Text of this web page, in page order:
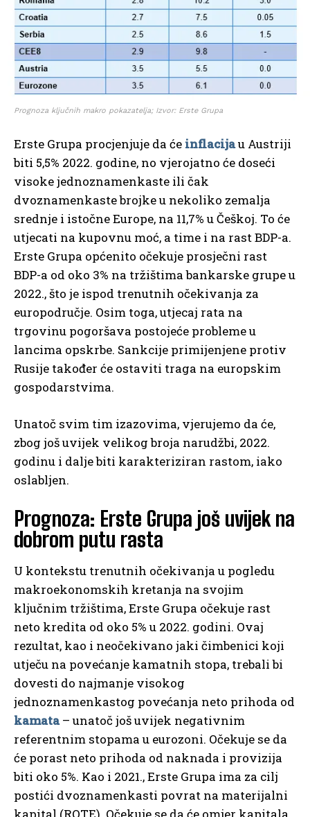
Prognoza ključnih makro pokazatelja; Izvor: Erste Grupa
Erste Grupa procjenjuje da će inflacijau Austriji
biti 5,5% 2022. godine, no vjerojatno će doseći
visoke jednoznamenkaste ili čak
dvoznamenkaste brojke u nekoliko zemalja
srednje i istočne Europe, na 11,7% u Češkoj. To će
utjecati na kupovnu moć, a time i na rast BDP-a.
Erste Grupa općenito očekuje prosječni rast
BDP-a od oko 3% na tržištima bankarske grupe u
2022., što je ispod trenutnih očekivanja za
europodručje. Osim toga, utjecaj rata na
trgovinu pogoršava postojeće probleme u
lancima opskrbe. Sankcije primijenjene protiv
Rusije također će ostaviti traga na europskim
gospodarstvima.
Unatoč svim tim izazovima, vjerujemo da će,
zbog još uvijek velikog broja narudžbi, 2022.
godinu i dalje biti karakteriziran rastom, iako
oslabljen.
Prognoza: Erste Grupa još uvijek na
dobrom putu rasta
U kontekstu trenutnih očekivanja u pogledu
makroekonomskih kretanja na svojim
ključnim tržištima, Erste Grupa očekuje rast
neto kredita od oko 5% u 2022. godini. Ovaj
rezultat, kao i neočekivano jaki čimbenici koji
utječu na povećanje kamatnih stopa, trebali bi
dovesti do najmanje visokog
jednoznamenkastog povećanja neto prihoda od
kamata– unatoč još uvijek negativnim
referentnim stopama u eurozoni. Očekuje se da
će porast neto prihoda od naknada i provizija
biti oko 5%. Kao i 2021., Erste Grupa ima za cilj
postići dvoznamenkasti povrat na materijalni